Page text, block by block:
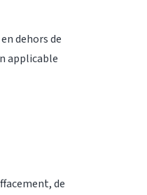
dehors de
applicable
de